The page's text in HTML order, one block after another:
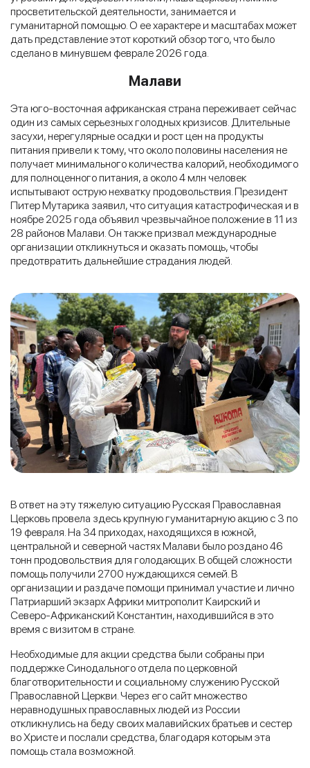
просветительской деятельности, занимается и
гуманитарной помощью. О ее характере и масштабах может
дать представление этот короткий обзор того, что было
сделано в минувшем феврале 2026 года.
Малави
Эта юго-восточная африканская страна переживает сейчас
один из самых серьезных голодных кризисов. Длительные
засухи, нерегулярные осадки и рост цен на продукты
питания привели к тому, что около половины населения не
получает минимального количества калорий, необходимого
для полноценного питания, а около 4 млн человек
испытывают острую нехватку продовольствия. Президент
Питер Мутарика заявил, что ситуация катастрофическая и в
ноябре 2025 года объявил чрезвычайное положение в 11 из
28 районов Малави. Он также призвал международные
организации откликнуться и оказать помощь, чтобы
предотвратить дальнейшие страдания людей.
В ответ на эту тяжелую ситуацию Русская Православная
Церковь провела здесь крупную гуманитарную акцию с 3 по
19 февраля. На 34 приходах, находящихся в южной,
центральной и северной частях Малави было роздано 46
тонн продовольствия для голодающих. В общей сложности
помощь получили 2700 нуждающихся семей. В
организации и раздаче помощи принимал участие и лично
Патриарший экзарх Африки митрополит Каирский и
Северо-Африканский Константин, находившийся в это
время с визитом в стране.
Необходимые для акции средства были собраны при
поддержке Синодального отдела по церковной
благотворительности и социальному служению Русской
Православной Церкви. Через его сайт множество
неравнодушных православных людей из России
откликнулись на беду своих малавийских братьев и сестер
во Христе и послали средства, благодаря которым эта
помощь стала возможной.